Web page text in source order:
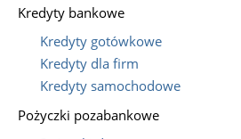
Kredyty bankowe
Kredyty gotówkowe
Kredyty dla firm
Kredyty samochodowe
Pożyczki pozabankowe